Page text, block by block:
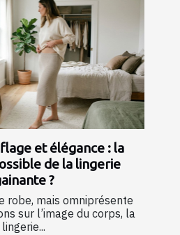
et élégance : la
de la lingerie
?
robe, mais omniprésente
sur l’image du corps, la
lingerie...